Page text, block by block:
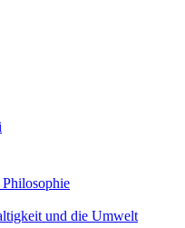
Philosophie
und die Umwelt